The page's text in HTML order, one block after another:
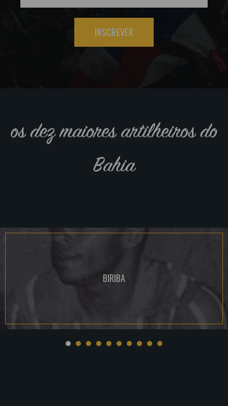
INSCREVER
os dez maiores artilheiros do
Bahia
BIRIBA